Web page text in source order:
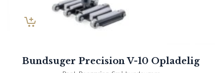
Bundsuger Precision V-10 Opladelig